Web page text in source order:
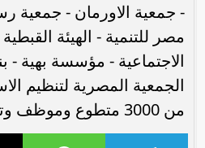
- جمعية الاورمان - جمعية
مصر للتنمية - الهيئة
الاجتماعية - مؤسسة بهية -
الجمعية المصرية لتنظيم
من 3000 متطوع وموظف وتنفيذي.